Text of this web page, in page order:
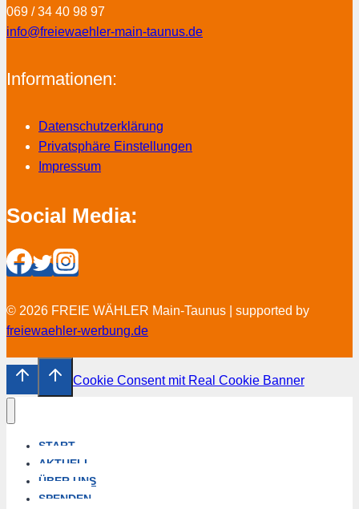
069 / 34 40 98 97
info@freiewaehler-main-taunus.de
Informationen:
Datenschutzerklärung
Privatsphäre Einstellungen
Impressum
Social Media:
© 2026 FREIE WÄHLER Main-Taunus | supported by
freiewaehler-werbung.de
Cookie Consent mit Real Cookie Banner
START
AKTUELL
ÜBER UNS
SPENDEN